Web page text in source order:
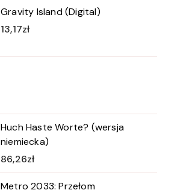
Gravity Island (Digital)
13,17zł
Huch Haste Worte? (wersja
niemiecka)
86,26zł
Metro 2033: Przełom